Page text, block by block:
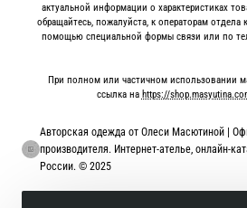
актуальной информации о характеристиках
обращайтесь, пожалуйста, к операторам отдела
помощью специальной формы связи или по
При полном или частичном использовании
ссылка на https://
Авторская одежда от Олеси Масютиной |
производителя. Интернет-ателье, онлайн-
России. © 2025
Онлайн оплата картой